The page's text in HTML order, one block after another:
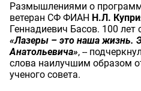
Размышлениями о
ветеран СФ ФИАН Н.Л.
Геннадиевич Басов. 100 лет
«Лазеры – это наша жизнь.
Анатольевича», --
слова наилучшим образом
ученого совета.